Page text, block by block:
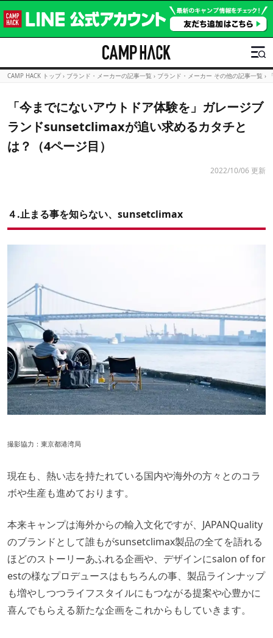
CAMP HACK トップ › ブランド・メーカーの記事一覧 › ブランド・メーカー その他の記事一覧 ›
「今までにないアウトドア体験を」ガレージブ
ランドsunsetclimaxが追い求めるカタチと
は？（4ページ目）
2022/10/06 更新
４.止まる事を知らない、sunsetclimax
撮影協力：東京都港湾局
現在も、熱い志を持たれている国内や海外の方々とのコラ
ボや生産も進めております。
本来キャンプは海外からの輸入文化ですが、JAPANQuality
のブランドとして誰もがsunsetclimax製品の全てを語れる
ほどのストーリーあふれる企画や、デザインにsalon of for
estの様なプロデュースはもちろんの事、 製品ラインナップ
も増やしつつライフスタイルにもつながる提案や心豊かに
喜んでもらえる新たな企画をこれからもしていきます。